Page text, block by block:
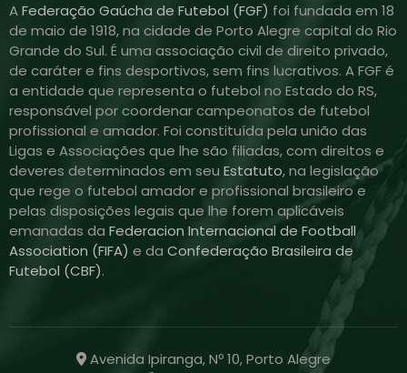
AFederação Gaúcha de Futebol (FGF) foi fundada em 18
de maio de 1918, na cidade de Porto Alegre capital do Rio
Grande do Sul. É uma associação civil de direito privado,
de caráter e fins desportivos, sem fins lucrativos. A FGF é
a entidade que representa o futebol no Estado do RS,
responsável por coordenar campeonatos de futebol
profissional e amador. Foi constituída pela união das
Ligas e Associações que lhe são filiadas, com direitos e
deveres determinados em seu Estatuto, na legislação
que rege o futebol amador e profissional brasileiro e
pelas disposições legais que lhe forem aplicáveis
emanadas da Federacion Internacional de Football
Association (FIFA) e da Confederação Brasileira de
Futebol (CBF).
Avenida Ipiranga, Nº 10, Porto Alegre